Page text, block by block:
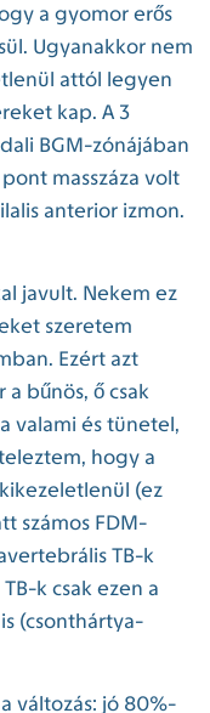
a gyomor erős
Ugyanakkor nem
attól legyen
kap. A 3
BGM-zónájában
masszáza volt
anterior izmon.
javult. Nekem ez
szeretem
Ezért azt
bűnös, ő csak
valami és tünetel,
hogy a
(ez
számos FDM-
TB-k
k csak ezen a
(csonthártya-
változás: jó 80%-